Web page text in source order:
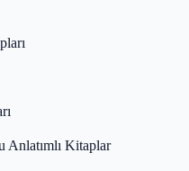
Anlatımlı Kitaplar